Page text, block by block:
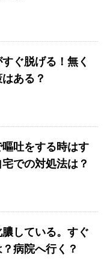
ぐ脱げる！無く
ある？
吐をする時はす
での対処法は？
している。すぐ
病院へ行く？